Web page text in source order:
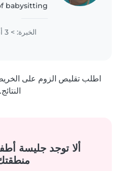
babysitting
I also have
with
particularly,
الخبرة: > 3 أعوام
اطلب تقليص الزوم على
النتائج.
ألا توجد جليسة